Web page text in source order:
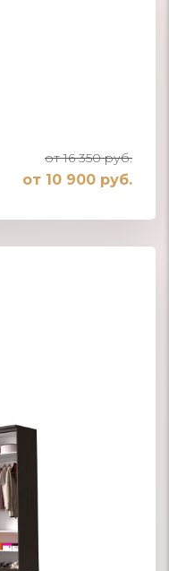
от 16 350 руб.
от 10 900 руб.